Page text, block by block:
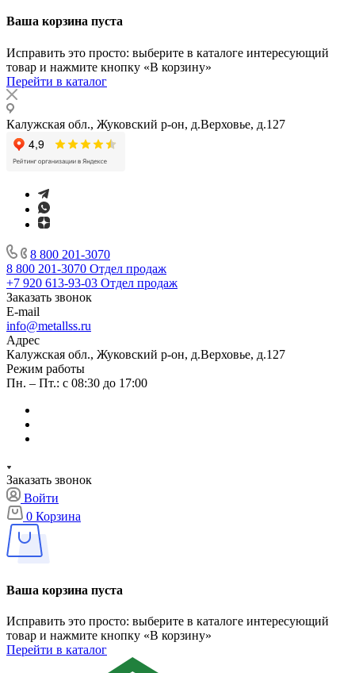
Ваша корзина пуста
Исправить это просто: выберите в каталоге интересующий
товар и нажмите кнопку «В корзину»
Перейти в каталог
Калужская обл., Жуковский р-он, д.Верховье, д.127
8 800 201-3070
8 800 201-3070 Отдел продаж
+7 920 613-93-03 Отдел продаж
Заказать звонок
E-mail
info@metallss.ru
Адрес
Калужская обл., Жуковский р-он, д.Верховье, д.127
Режим работы
Пн. – Пт.: с 08:30 до 17:00
Заказать звонок
Войти
0 Корзина
Ваша корзина пуста
Исправить это просто: выберите в каталоге интересующий
товар и нажмите кнопку «В корзину»
Перейти в каталог